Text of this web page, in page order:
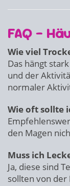
FAQ –
Wie viel
Das hängt
und der
normaler
Wie oft sollte
den Magen
Muss ich
Ja, diese sind
sollten von